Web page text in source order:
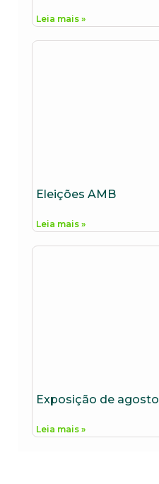
Leia mais »
Eleições AMB
Leia mais »
Exposição de agosto
Leia mais »